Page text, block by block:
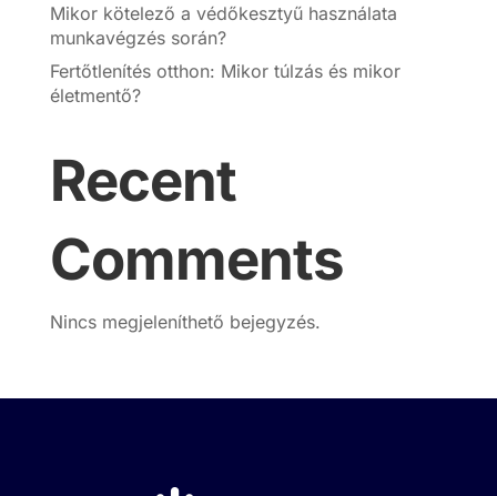
Mikor kötelező a védőkesztyű használata
munkavégzés során?
Fertőtlenítés otthon: Mikor túlzás és mikor
életmentő?
Recent
Comments
Nincs megjeleníthető bejegyzés.